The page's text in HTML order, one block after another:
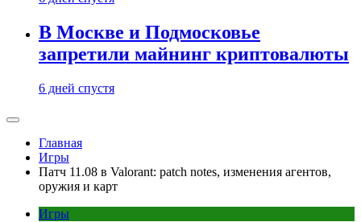
В Москве и Подмосковье
запретили майнинг криптовалюты
6 дней спустя
Главная
Игры
Патч 11.08 в Valorant: patch notes, изменения агентов,
оружия и карт
Игры